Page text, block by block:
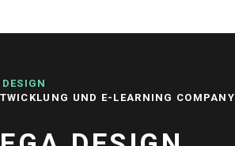
UND E-LEARNING COMPANY